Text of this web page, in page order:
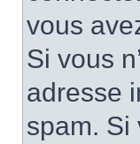
vous
Si vous
adresse
spam. Si